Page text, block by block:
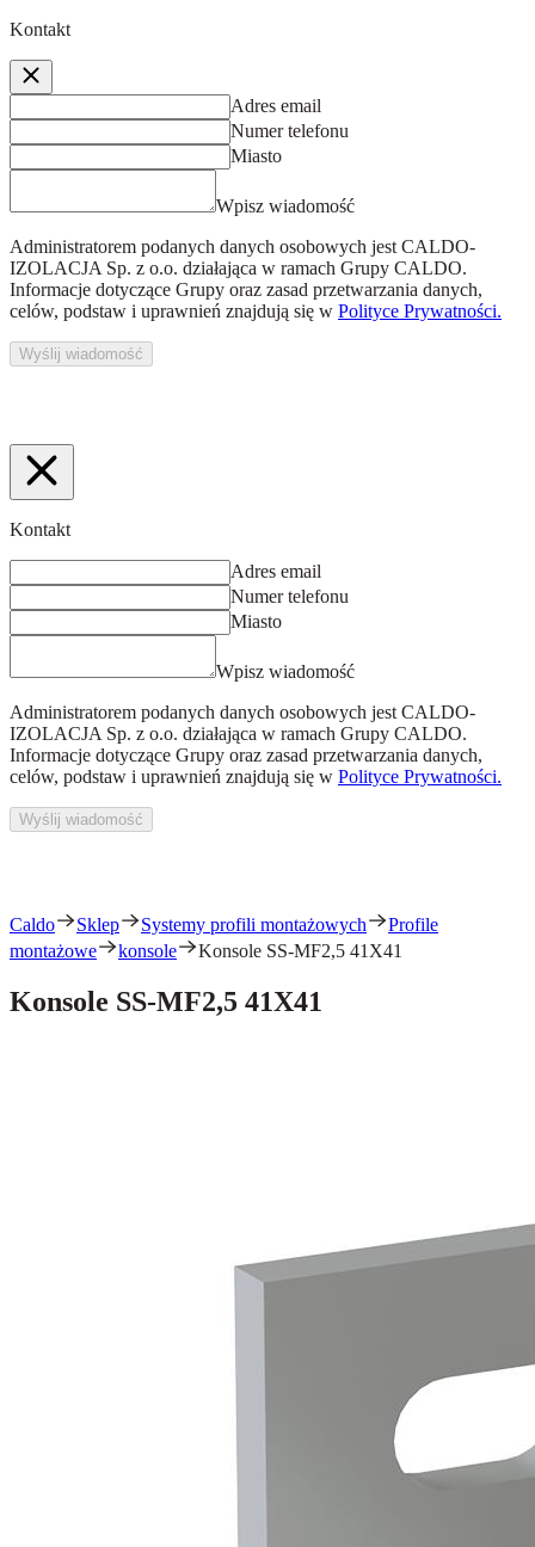
Kontakt
Adres email
Numer telefonu
Miasto
Wpisz wiadomość
Administratorem podanych danych osobowych jest CALDO-
IZOLACJA Sp. z o.o. działająca w ramach Grupy CALDO.
Informacje dotyczące Grupy oraz zasad przetwarzania danych,
celów, podstaw i uprawnień znajdują się w Polityce Prywatności.
Wyślij wiadomość
Kontakt
Adres email
Numer telefonu
Miasto
Wpisz wiadomość
Administratorem podanych danych osobowych jest CALDO-
IZOLACJA Sp. z o.o. działająca w ramach Grupy CALDO.
Informacje dotyczące Grupy oraz zasad przetwarzania danych,
celów, podstaw i uprawnień znajdują się w Polityce Prywatności.
Wyślij wiadomość
Caldo Sklep Systemy profili montażowych
Profile
montażowe
konsole Konsole SS-MF2,5 41X41
Konsole SS-MF2,5 41X41